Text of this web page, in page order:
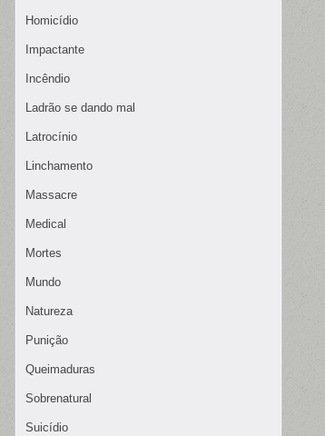
Homicídio
Impactante
Incêndio
Ladrão se dando mal
Latrocínio
Linchamento
Massacre
Medical
Mortes
Mundo
Natureza
Punição
Queimaduras
Sobrenatural
Suicídio